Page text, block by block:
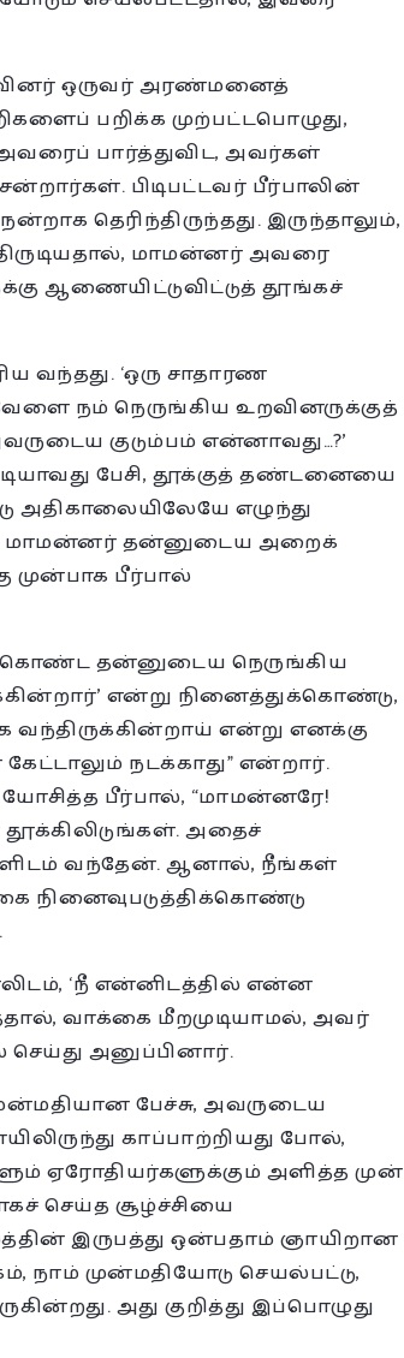
ஒருவர் அரண்மனைத்
பறிக்க முற்பட்டபொழுது,
பார்த்துவிட, அவர்கள்
பிடிபட்டவர் பீர்பாலின்
தெரிந்திருந்தது. இருந்தாலும்,
மாமன்னர் அவரை
ஆணையிட்டுவிட்டுத் தூங்கச்
வந்தது. ‘ஒரு சாதாரண
நம் நெருங்கிய உறவினருக்குத்
குடும்பம் என்னாவது…?’
பேசி, தூக்குத் தண்டனையை
அதிகாலையிலேயே எழுந்து
மாமன்னர் தன்னுடைய அறைக்
முன்பாக பீர்பால்
தன்னுடைய நெருங்கிய
என்று நினைத்துக்கொண்டு,
வந்திருக்கின்றாய் என்று எனக்கு
நடக்காது” என்றார்.
பீர்பால், “மாமன்னரே!
அதைச்
வந்தேன். ஆனால், நீங்கள்
நினைவுபடுத்திக்கொண்டு
‘நீ என்னிடத்தில் என்ன
வாக்கை மீறமுடியாமல், அவர்
அனுப்பினார்.
பேச்சு, அவருடைய
காப்பாற்றியது போல்,
ஏரோதியர்களுக்கும் அளித்த முன்
செய்த சூழ்ச்சியை
இருபத்து ஒன்பதாம் ஞாயிறான
நாம் முன்மதியோடு செயல்பட்டு,
அது குறித்து இப்பொழுது